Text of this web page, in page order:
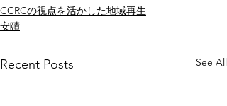
CCRCの視点を活かした地域再生
安賾
Recent Posts See All